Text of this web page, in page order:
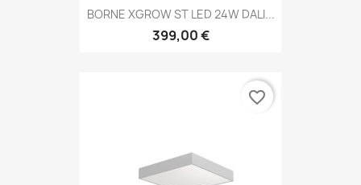
BORNE XGROW ST LED 24W DALI...
399,00 €
favorite_border